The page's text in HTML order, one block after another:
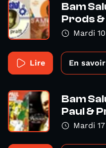
Bam
Prods
Mardi
Lire En
Bam
Paul &
Mardi